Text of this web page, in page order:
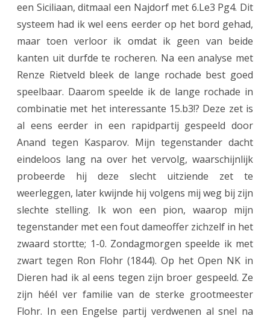
een Siciliaan, ditmaal een Najdorf met 6.Le3 Pg4. Dit
systeem had ik wel eens eerder op het bord gehad,
maar toen verloor ik omdat ik geen van beide
kanten uit durfde te rocheren. Na een analyse met
Renze Rietveld bleek de lange rochade best goed
speelbaar. Daarom speelde ik de lange rochade in
combinatie met het interessante 15.b3!? Deze zet is
al eens eerder in een rapidpartij gespeeld door
Anand tegen Kasparov. Mijn tegenstander dacht
eindeloos lang na over het vervolg, waarschijnlijk
probeerde hij deze slecht uitziende zet te
weerleggen, later kwijnde hij volgens mij weg bij zijn
slechte stelling. Ik won een pion, waarop mijn
tegenstander met een fout dameoffer zichzelf in het
zwaard stortte; 1-0. Zondagmorgen speelde ik met
zwart tegen Ron Flohr (1844). Op het Open NK in
Dieren had ik al eens tegen zijn broer gespeeld. Ze
zijn héél ver familie van de sterke grootmeester
Flohr. In een Engelse partij verdwenen al snel na